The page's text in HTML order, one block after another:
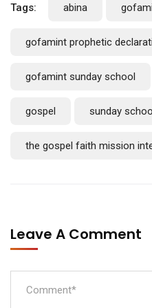
Tags: abina
gofamint prophetic
gofamint sunday school
gospel sunday
the gospel faith mission
Leave A Comment